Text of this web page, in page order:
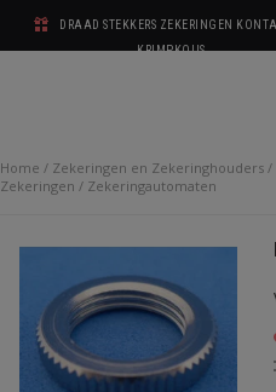
DRAAD STEKKERS ZEKERINGEN
KRIMPKOUS
Home / Zekeringen en Zekeringhouders /
Zekeringen / Zekeringautomaten